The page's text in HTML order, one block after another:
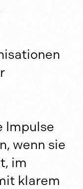
Impulse
wenn sie
im
klarem